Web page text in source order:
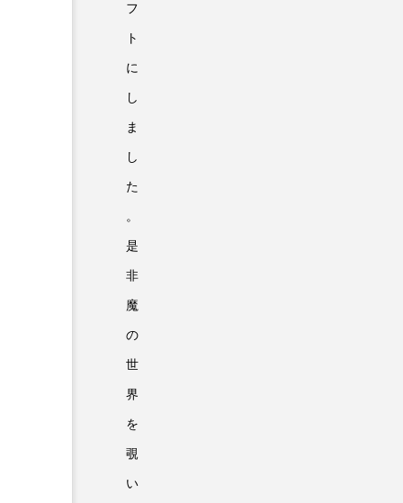
フ
ト
に
し
ま
し
た
。
是
非
魔
の
世
界
を
覗
い